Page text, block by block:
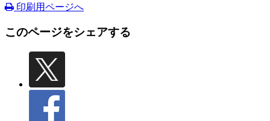
印刷用ページへ
このページをシェアする